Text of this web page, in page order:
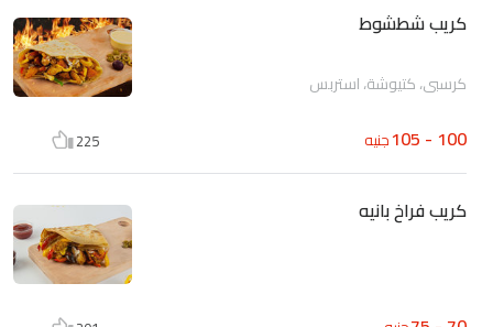
كريب شطشوط
كرسبي، كتيوشة، استربس
100 - 105 جنيه 225
كريب فراخ بانيه